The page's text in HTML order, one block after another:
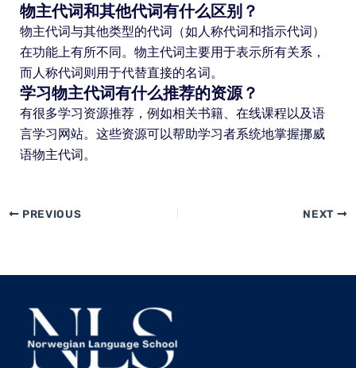
物主代词和其他代词有什么区别？
物主代词与其他类型的代词（如人称代词和指示代词）
在功能上有所不同。物主代词主要用于表示所有关系，
而人称代词则用于代替直接的名词。
学习物主代词有什么推荐的资源？
有很多学习资源推荐，例如相关书籍、在线课程以及语
言学习网站。这些资源可以帮助学习者系统地掌握挪威
语物主代词。
PREVIOUS NEXT